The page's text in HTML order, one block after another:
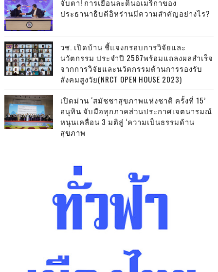
จับตา! การเยือนละตินอเมริกาของ
ประธานาธิบดีอิหร่านมีความสำคัญอย่างไร?
วช. เปิดบ้าน ชี้แจงกรอบการวิจัยและ
นวัตกรรม ประจำปี 2567พร้อมแถลงผลสำเร็จ
จากการวิจัยและนวัตกรรมด้านการรองรับ
สังคมสูงวัย(NRCT OPEN HOUSE 2023)
เปิดม่าน ‘สมัชชาสุขภาพแห่งชาติ ครั้งที่ 15’
อนุทิน จับมือทุกภาคส่วนประกาศเจตนารมณ์
หนุนเคลื่อน 3 มติสู่ ‘ความเป็นธรรมด้าน
สุขภาพ